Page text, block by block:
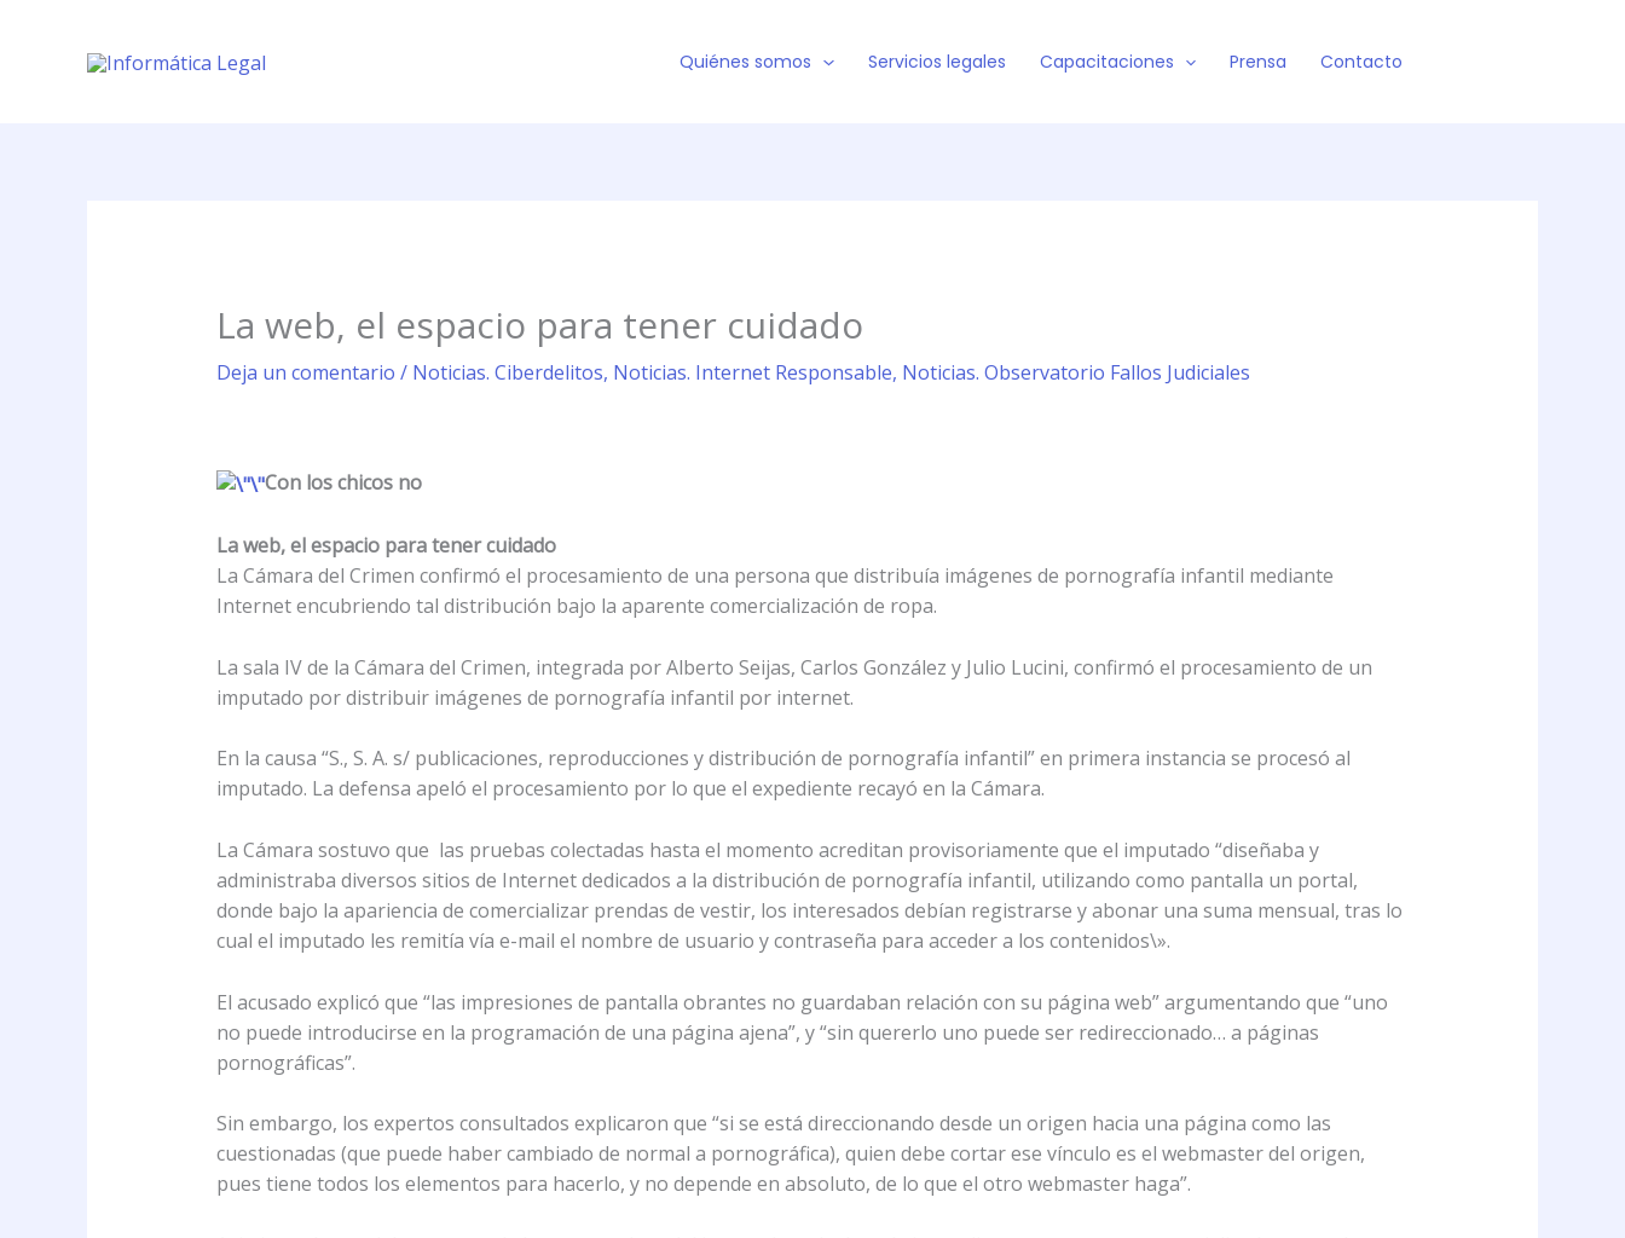
contenido
Quiénes somos Servicios legales Capacitaciones Prensa Contacto
La web, el espacio para tener cuidado
Deja un comentario / Noticias. Ciberdelitos, Noticias. Internet Responsable, Noticias. Observatorio Fallos Judiciales
Con los chicos no
La web, el espacio para tener cuidado
La Cámara del Crimen confirmó el procesamiento de una persona que distribuía imágenes de pornografía infantil mediante
Internet encubriendo tal distribución bajo la aparente comercialización de ropa.
La sala IV de la Cámara del Crimen, integrada por Alberto Seijas, Carlos González y Julio Lucini, confirmó el procesamiento de un
imputado por distribuir imágenes de pornografía infantil por internet.
En la causa “S., S. A. s/ publicaciones, reproducciones y distribución de pornografía infantil” en primera instancia se procesó al
imputado. La defensa apeló el procesamiento por lo que el expediente recayó en la Cámara.
La Cámara sostuvo que las pruebas colectadas hasta el momento acreditan provisoriamente que el imputado “diseñaba y
administraba diversos sitios de Internet dedicados a la distribución de pornografía infantil, utilizando como pantalla un portal,
donde bajo la apariencia de comercializar prendas de vestir, los interesados debían registrarse y abonar una suma mensual, tras lo
cual el imputado les remitía vía e-mail el nombre de usuario y contraseña para acceder a los contenidos\».
El acusado explicó que “las impresiones de pantalla obrantes no guardaban relación con su página web” argumentando que “uno
no puede introducirse en la programación de una página ajena”, y “sin quererlo uno puede ser redireccionado… a páginas
pornográficas”.
Sin embargo, los expertos consultados explicaron que “si se está direccionando desde un origen hacia una página como las
cuestionadas (que puede haber cambiado de normal a pornográfica), quien debe cortar ese vínculo es el webmaster del origen,
pues tiene todos los elementos para hacerlo, y no depende en absoluto, de lo que el otro webmaster haga”.